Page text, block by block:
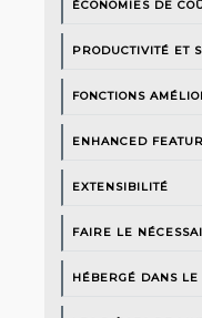
ÉCONOMIES DE
PRODUCTIVITÉ ET
FONCTIONS
ENHANCED
EXTENSIBILITÉ
FAIRE LE
HÉBERGÉ DANS